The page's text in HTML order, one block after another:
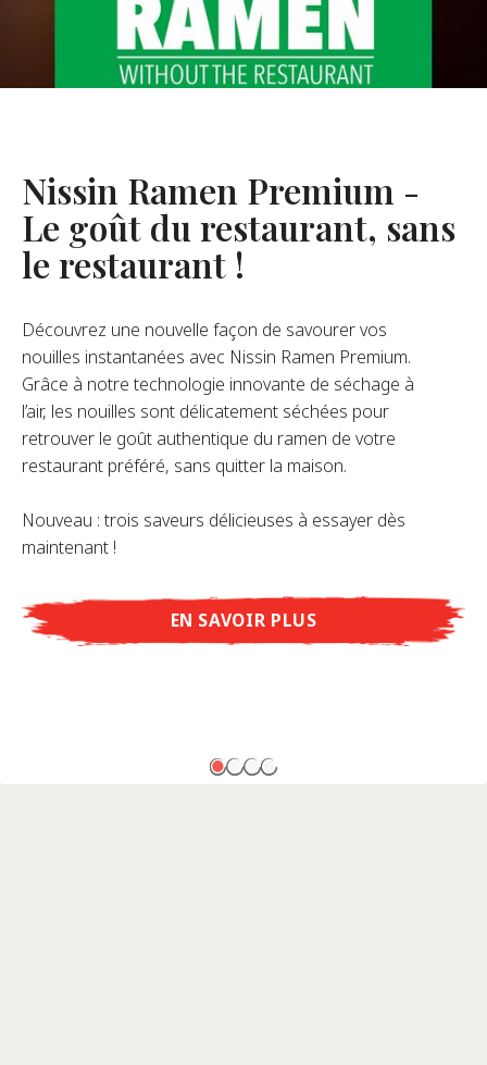
De Nous
FAQ
Nissin Ramen Premium -
Le goût du restaurant, sans
le restaurant !
Découvrez une nouvelle façon de savourer vos
nouilles instantanées avec Nissin Ramen Premium.
Grâce à notre technologie innovante de séchage à
l’air, les nouilles sont délicatement séchées pour
retrouver le goût authentique du ramen de votre
restaurant préféré, sans quitter la maison.
Nouveau : trois saveurs délicieuses à essayer dès
maintenant !
EN SAVOIR PLUS